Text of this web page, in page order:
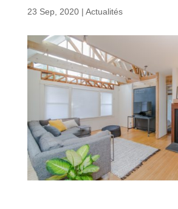
23 Sep, 2020| Actualités